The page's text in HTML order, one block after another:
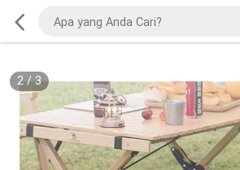
2/3